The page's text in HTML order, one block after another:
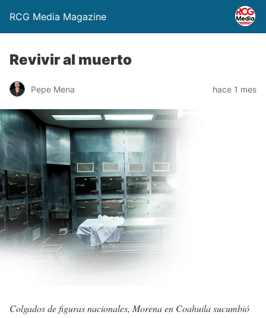
RCG Media Magazine
Revivir al muerto
Pepe Mena hace 1 mes
Colgados de figuras nacionales, Morena en Coahuila sucumbió